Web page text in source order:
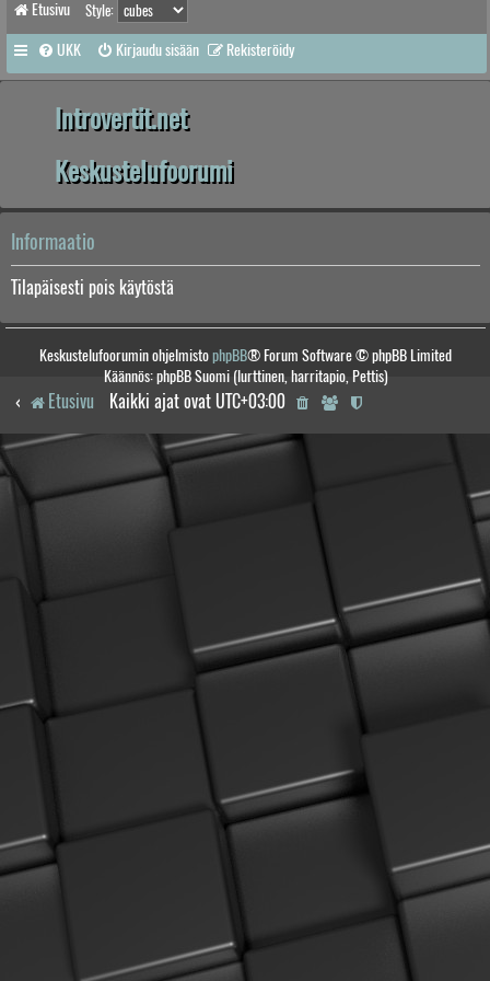
Etusivu Style:
UKK Kirjaudu sisään Rekisteröidy
Introvertit.net
Keskustelufoorumi
Informaatio
Tilapäisesti pois käytöstä
Keskustelufoorumin ohjelmistophpBB® Forum Software © phpBB Limited
Käännös: phpBB Suomi (lurttinen, harritapio, Pettis)
Etusivu Kaikki ajat ovat UTC+03:00